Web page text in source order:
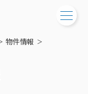
物件情報